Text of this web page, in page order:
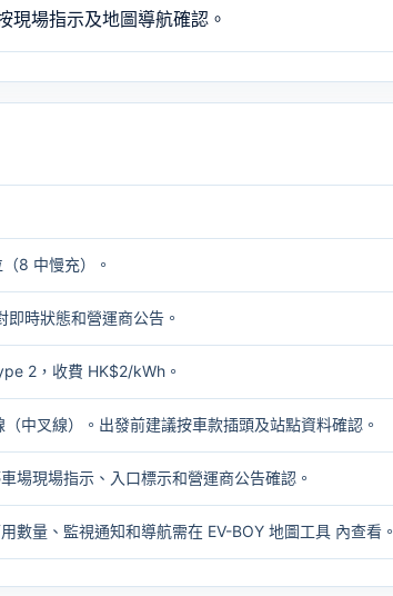
現場指示及地圖導航確認。
8 中慢充）。
時狀態和營運商公告。
2，收費 HK$2/kWh。
中叉線） 。出發前建議按車款插頭及站點資料確認。
場現場指示、入口標示和營運商公告確認。
數量、監視通知和導航需在 EV-BOY 地圖工具 內查看。